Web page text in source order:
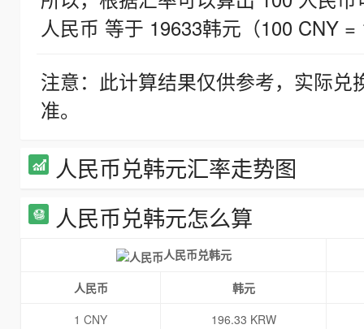
人民币 等于 19633韩元（100 CNY =
注意：此计算结果仅供参考，实际
准。
人民币兑韩元汇率走势图
人民币兑韩元怎么算
人民币兑韩元
人民币
韩元
1 CNY
196.33 KRW